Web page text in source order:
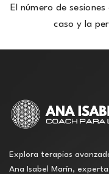
El número de
caso y la
Explora terapias
Ana Isabel Marín,